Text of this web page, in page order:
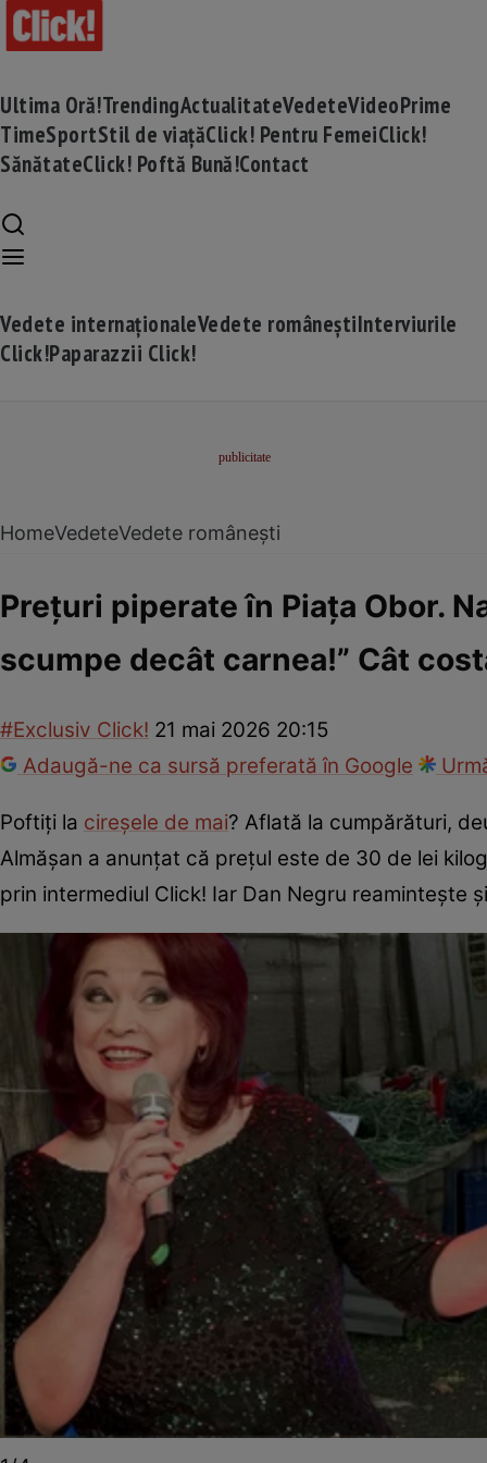
Ultima Oră!TrendingActualitateVedeteVideoPrime
TimeSportStil de viațăClick! Pentru FemeiClick!
SănătateClick! Poftă Bună!Contact
Vedete internaționaleVedete româneștiInterviurile
Click!Paparazzii Click!
HomeVedeteVedete românești
Prețuri piperate în Piața Obor.
scumpe decât carnea!” Cât
#Exclusiv Click! 21 mai 2026 20:15
Adaugă-ne ca sursă preferată în Google
Poftiți la cireșele de mai? Aflată la cumpărături,
Almășan a anunțat că prețul este de 30 de lei
prin intermediul Click! Iar Dan Negru reamintește